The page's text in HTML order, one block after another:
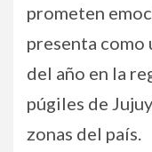
prometen
presenta como
del año en la
púgiles de
zonas del país.